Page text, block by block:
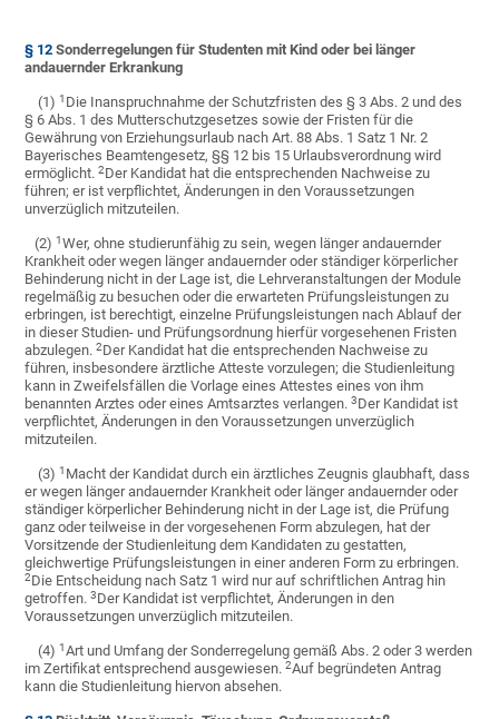
§ 12 Sonderregelungen für Studenten mit Kind oder bei länger
andauernder Erkrankung
(1)1 Die Inanspruchnahme der Schutzfristen des § 3 Abs. 2 und des
§ 6 Abs. 1 des Mutterschutzgesetzes sowie der Fristen für die
Gewährung von Erziehungsurlaub nach Art. 88 Abs. 1 Satz 1 Nr. 2
Bayerisches Beamtengesetz, §§ 12 bis 15 Urlaubsverordnung wird
ermöglicht.2Der Kandidat hat die entsprechenden Nachweise zu
führen; er ist verpflichtet, Änderungen in den Voraussetzungen
unverzüglich mitzuteilen.
(2)1Wer, ohne studierunfähig zu sein, wegen länger andauernder
Krankheit oder wegen länger andauernder oder ständiger körperlicher
Behinderung nicht in der Lage ist, die Lehrveranstaltungen der Module
regelmäßig zu besuchen oder die erwarteten Prüfungsleistungen zu
erbringen, ist berechtigt, einzelne Prüfungsleistungen nach Ablauf der
in dieser Studien- und Prüfungsordnung hierfür vorgesehenen Fristen
abzulegen.2Der Kandidat hat die entsprechenden Nachweise zu
führen, insbesondere ärztliche Atteste vorzulegen; die Studienleitung
kann in Zweifelsfällen die Vorlage eines Attestes eines von ihm
benannten Arztes oder eines Amtsarztes verlangen.3Der Kandidat ist
verpflichtet, Änderungen in den Voraussetzungen unverzüglich
mitzuteilen.
(3)1 Macht der Kandidat durch ein ärztliches Zeugnis glaubhaft, dass
er wegen länger andauernder Krankheit oder länger andauernder oder
ständiger körperlicher Behinderung nicht in der Lage ist, die Prüfung
ganz oder teilweise in der vorgesehenen Form abzulegen, hat der
Vorsitzende der Studienleitung dem Kandidaten zu gestatten,
gleichwertige Prüfungsleistungen in einer anderen Form zu erbringen.
2Die Entscheidung nach Satz 1 wird nur auf schriftlichen Antrag hin
getroffen.3Der Kandidat ist verpflichtet, Änderungen in den
Voraussetzungen unverzüglich mitzuteilen.
(4)1 Art und Umfang der Sonderregelung gemäß Abs. 2 oder 3 werden
im Zertifikat entsprechend ausgewiesen.2Auf begründeten Antrag
kann die Studienleitung hiervon absehen.